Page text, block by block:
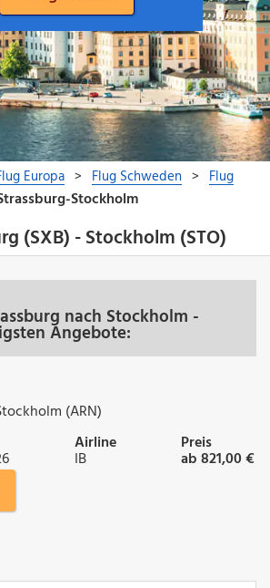
(SXB) - Stockholm (STO)
nach Stockholm -
Angebote:
(ARN)
Airline
IB
Preis
ab 821,00 €